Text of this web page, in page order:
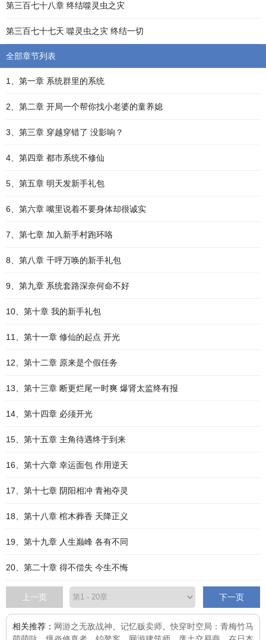
第三百七十八章 终结噬灵虫之灾
第三百七十七天 噬灵虫之灾 终结一切
全部章节列表
1、第一章 系统群里的系统
2、第二章 开局一个帮你找小老婆的童养媳
3、第三章 穿越穿错了 没影响？
4、第四章 都市系统不修仙
5、第五章 明天发新手礼包
6、第六章 嘴里说着不要身体却很诚实
7、第七章 加入新手村跑环咯
8、第八章 千呼万唤的新手礼包
9、第九章 系统套路深奈何命不好
10、第十章 我的新手礼包
11、第十一章 修仙的起点 开光
12、第十二章 原来是个假任务
13、第十三章 断更烂尾一时爽 爆肾太监终有报
14、第十四章 必须开光
15、第十五章 主角待遇终于到来
16、第十六章 幸运面包 作用逆天
17、第十七章 阴阳相冲 青袍夺灵
18、第十八章 棺木葬香 天降正义
19、第十九章 人生巅峰 各有不同
20、第二十章 得不偿失 今生不悔
上一页 下一页
相关推荐： 网游之无敌战神 记忆贩卖师 、快穿时空局：青梅竹马